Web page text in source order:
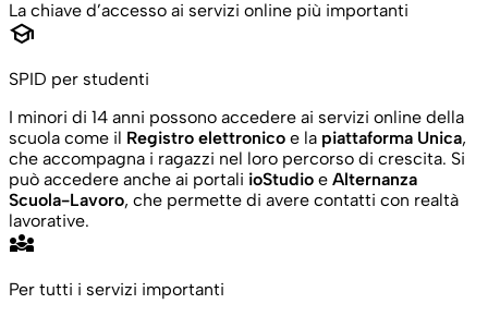
La chiave d’accesso ai servizi online più importanti
school
SPID per studenti
I minori di 14 anni possono accedere ai servizi online della
scuola come il Registro elettronico e la piattaforma Unica,
che accompagna i ragazzi nel loro percorso di crescita. Si
può accedere anche ai portali ioStudio e Alternanza
Scuola-Lavoro, che permette di avere contatti con realtà
lavorative.
diversity_3
Per tutti i servizi importanti